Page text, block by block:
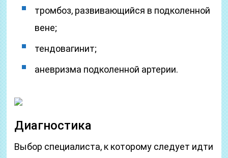
тромбоз, развивающийся в подколенной
вене;
тендовагинит;
аневризма подколенной артерии.
Диагностика
Выбор специалиста, к которому следует идти